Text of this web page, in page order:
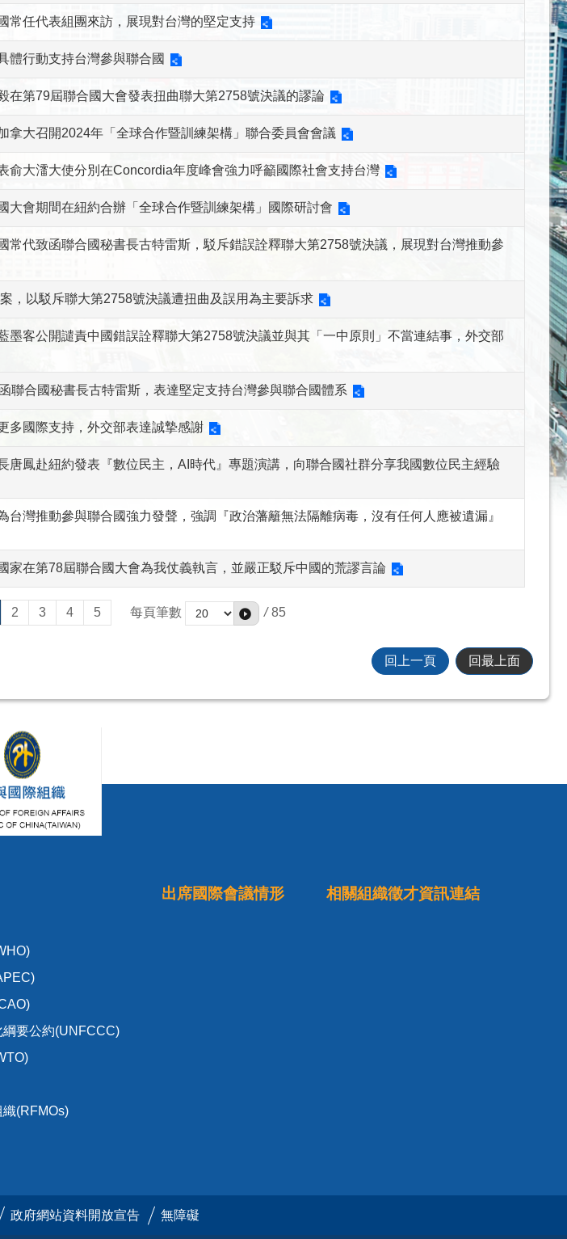
常任代表組團來訪，展現對台灣的堅定支持
體行動支持台灣參與聯合國
在第79屆聯合國大會發表扭曲聯大第2758號決議的謬論
拿大召開2024年「全球合作暨訓練架構」聯合委員會會議
俞大㵢大使分別在Concordia年度峰會強力呼籲國際社會支持台灣
大會期間在紐約合辦「全球合作暨訓練架構」國際研討會
常代致函聯合國秘書長古特雷斯，駁斥錯誤詮釋聯大第2758號決議，展現對台灣推動參
，以駁斥聯大第2758號決議遭扭曲及誤用為主要訴求
墨客公開譴責中國錯誤詮釋聯大第2758號決議並與其「一中原則」不當連結事，外交部
聯合國秘書長古特雷斯，表達堅定支持台灣參與聯合國體系
多國際支持，外交部表達誠摯感謝
唐鳳赴紐約發表『數位民主，AI時代』專題演講，向聯合國社群分享我國數位民主經驗
台灣推動參與聯合國強力發聲，強調『政治藩籬無法隔離病毒，沒有任何人應被遺漏』
家在第78屆聯合國大會為我仗義執言，並嚴正駁斥中國的荒謬言論
2 3 4 5 每頁筆數 / 85
回上一頁 回最上面
要公約(UNFCCC)
(RFMOs)
出席國際會議情形 相關組織徵才資訊連結
政府網站資料開放宣告 無障礙